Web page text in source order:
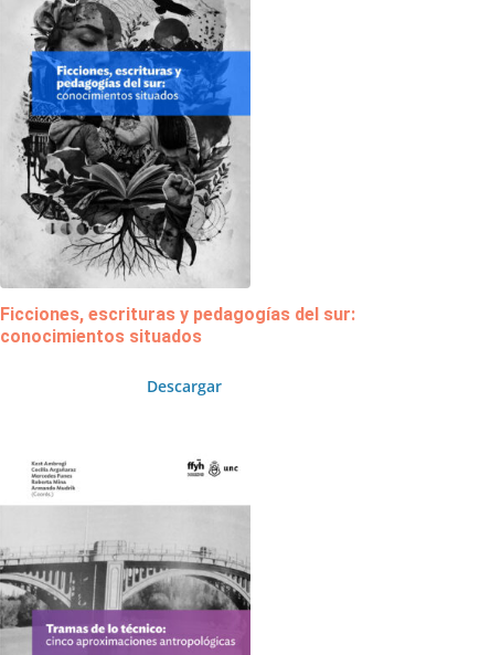
Ficciones, escrituras y pedagogías del sur:
conocimientos situados
Descargar